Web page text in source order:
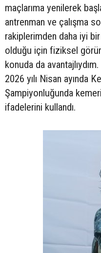
maçlarıma yenilerek
antrenman ve çalışma
rakiplerimden daha iyi
olduğu için fiziksel
konuda da
2026 yılı Nisan ayında
Şampiyonluğunda
ifadelerini kullandı.